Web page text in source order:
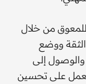
من خلال
ووضع
إلى
على تحسين